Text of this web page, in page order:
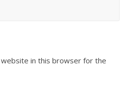
website in this browser for the